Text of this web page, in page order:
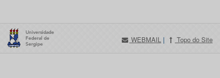
WEBMAIL | Topo do Site